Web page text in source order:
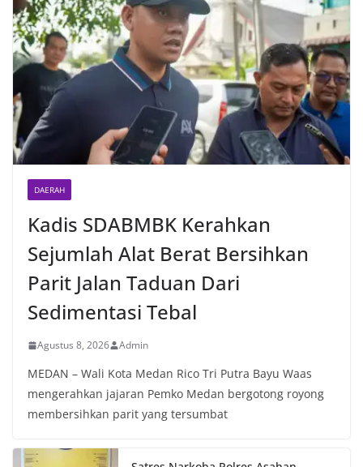
DAERAH
Kadis SDABMBK Kerahkan
Sejumlah Alat Berat Bersihkan
Parit Jalan Taduan Dari
Sedimentasi Tebal
Agustus 8, 2026 Admin
MEDAN – Wali Kota Medan Rico Tri Putra Bayu Waas
mengerahkan jajaran Pemko Medan bergotong royong
membersihkan parit yang tersumbat